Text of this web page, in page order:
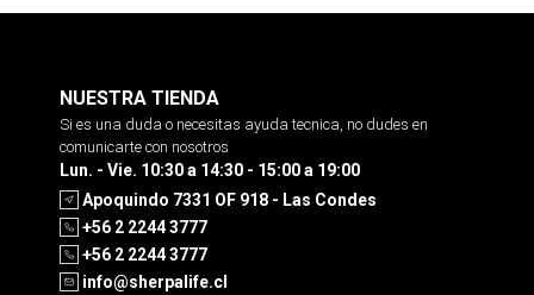
NUESTRA TIENDA
Si es una duda o necesitas ayuda tecnica, no dudes en
comunicarte con nosotros
Lun. - Vie. 10:30 a 14:30 - 15:00 a 19:00
Apoquindo 7331 OF 918 - Las Condes
+56 2 2244 3777
+56 2 2244 3777
info@sherpalife.cl